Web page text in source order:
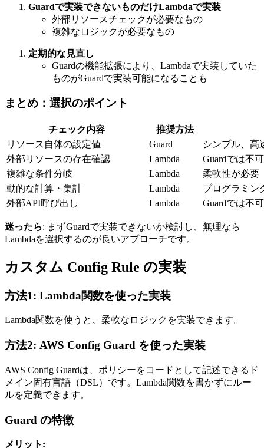
Guardで実装できないものだけLambdaで実装
外部リソースチェックが必要なもの
複雑なロジックが必要なもの
定期的な見直し
Guardの機能拡張により、Lambdaで実装していた
ものがGuardで実装可能になることも
まとめ：選択のポイント
チェック内容
推奨方法
リソース自体の設定値
Guard
シンプル、高
外部リソースの存在確認
Lambda
Guardでは不
複雑な条件分岐
Lambda
柔軟性が必要
動的な計算・集計
Lambda
プログラミン
外部API呼び出し
Lambda Guardでは不
迷ったら: まずGuardで実装できないか検討し、無理なら
Lambdaを選択するのが良いアプローチです。
カスタム Config Rule の実装
方法1: Lambda関数を使った実装
Lambda関数を使うと、柔軟なロジックを実装できます。
方法2: AWS Config Guard を使った実装
AWS Config Guardは、ポリシーをコードとして記述できるド
メイン固有言語（DSL）です。Lambda関数を書かずにルー
ルを定義できます。
Guard の特徴
メリット: